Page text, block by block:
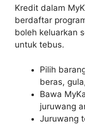
Kredit dalam
berdaftar
boleh keluarkan
untuk tebus.
Pilih
beras,
Bawa
juruwang
Juruwang